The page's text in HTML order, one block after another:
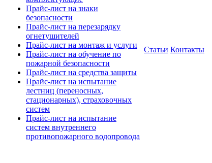
Прайс-лист на знаки
безопасности
Прайс-лист на перезарядку
огнетушителей
Прайс-лист на монтаж и услуги
Прайс-лист на обучение по
пожарной безопасности
Прайс-лист на средства защиты
Прайс-лист на испытание
лестниц (переносных,
стационарных), страховочных
систем
Прайс-лист на испытание
систем внутреннего
противопожарного водопровода
Статьи Контакты